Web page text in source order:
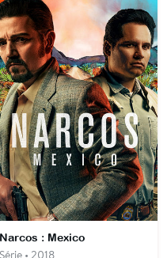
Narcos : Mexico
Série • 2018